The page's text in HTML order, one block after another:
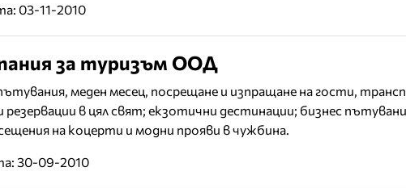
03-11-2010
за туризъм ООД
меден месец, посрещане и изпращане на гости,
резервации в цял свят; екзотични дестинации; бизнес
на коцерти и модни прояви в чужбина.
30-09-2010